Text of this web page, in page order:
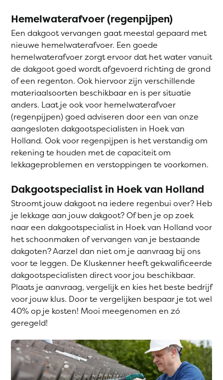
Hemelwaterafvoer (regenpijpen)
Een dakgoot vervangen gaat meestal gepaard met
nieuwe hemelwaterafvoer. Een goede
hemelwaterafvoer zorgt ervoor dat het water vanuit
de dakgoot goed wordt afgevoerd richting de grond
of een regenton. Ook hiervoor zijn verschillende
materiaalsoorten beschikbaar en is per situatie
anders. Laat je ook voor hemelwaterafvoer
(regenpijpen) goed adviseren door een van onze
aangesloten dakgootspecialisten in Hoek van
Holland. Ook voor regenpijpen is het verstandig om
rekening te houden met de capaciteit om
lekkageproblemen en verstoppingen te voorkomen.
Dakgootspecialist in Hoek van Holland
Stroomt jouw dakgoot na iedere regenbui over? Heb
je lekkage aan jouw dakgoot? Of ben je op zoek
naar een dakgootspecialist in Hoek van Holland voor
het schoonmaken of vervangen van je bestaande
dakgoten? Aarzel dan niet om je aanvraag bij ons
voor te leggen. De Kluskenner heeft gekwalificeerde
dakgootspecialisten direct voor jou beschikbaar.
Plaats je aanvraag, vergelijk en kies het beste bedrijf
voor jouw klus. Door te vergelijken bespaar je tot wel
40% op je kosten! Mooi meegenomen en zó
geregeld!